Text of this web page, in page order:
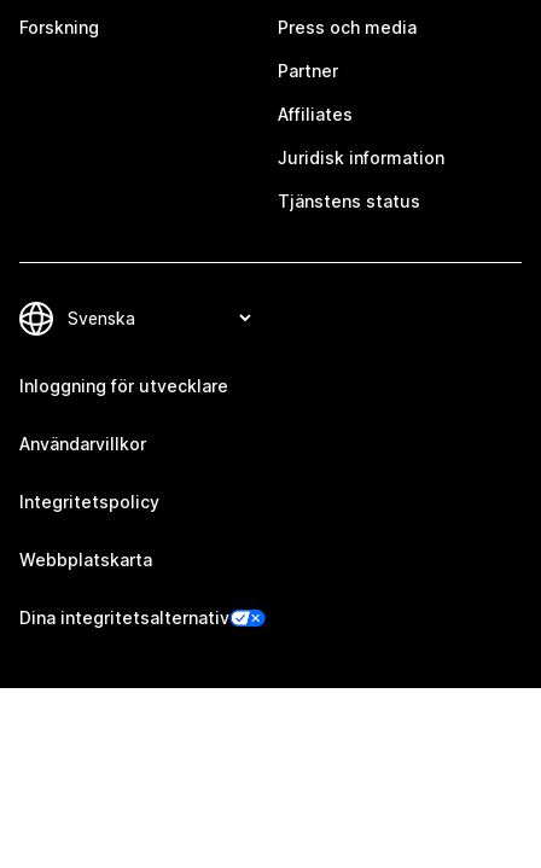
Forskning Press och media
Partner
Affiliates
Juridisk information
Tjänstens status
Inloggning för utvecklare
Användarvillkor
Integritetspolicy
Webbplatskarta
Dina integritetsalternativ